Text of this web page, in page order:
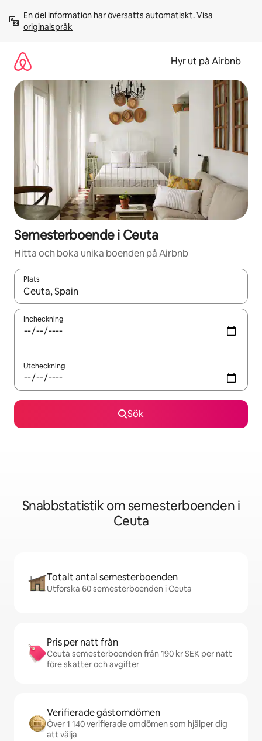
innehåll
En del information har översatts automatiskt. Visa
originalspråk
Hyr ut på Airbnb
Semesterboende i Ceuta
Hitta och boka unika boenden på Airbnb
Plats
När resultaten är tillgängliga kan du navigera med upp- och
Incheckning
Utcheckning
Sök
Snabbstatistik om semesterboenden i
Ceuta
Totalt antal semesterboenden
Utforska 60 semesterboenden i Ceuta
Pris per natt från
Ceuta semesterboenden från 190 kr SEK per natt
före skatter och avgifter
Verifierade gästomdömen
Över 1 140 verifierade omdömen som hjälper dig
att välja